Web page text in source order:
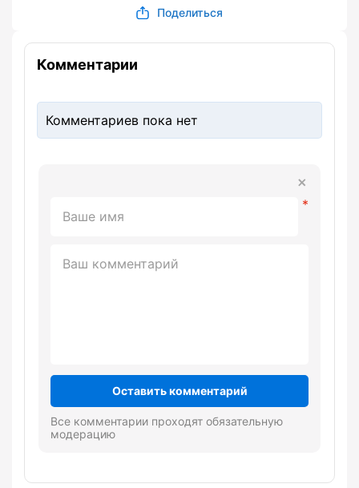
Поделиться
Комментарии
Комментариев пока нет
Оставить комментарий
Все комментарии проходят обязательную
модерацию